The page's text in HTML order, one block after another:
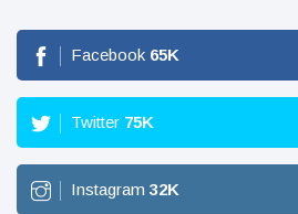
Facebook 65K
Twitter 75K
Instagram 32K